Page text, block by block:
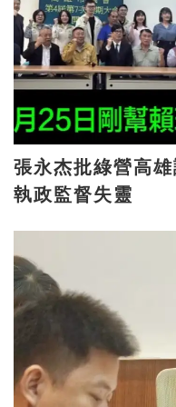
張永杰批綠營高雄議員
執政監督失靈